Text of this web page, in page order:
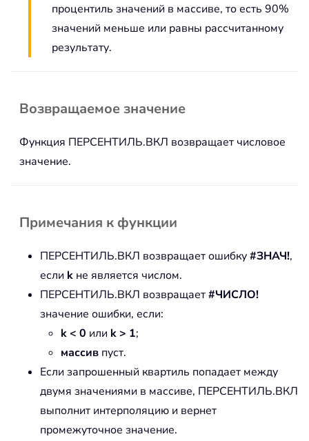
процентиль значений в массиве, то есть 90%
значений меньше или равны рассчитанному
результату.
Возвращаемое значение
Функция ПЕРСЕНТИЛЬ.ВКЛ возвращает числовое
значение.
Примечания к функции
ПЕРСЕНТИЛЬ.ВКЛ возвращает ошибку#ЗНАЧ!,
если k не является числом.
ПЕРСЕНТИЛЬ.ВКЛ возвращает#ЧИСЛО!
значение ошибки, если:
k < 0 или k > 1;
массив пуст.
Если запрошенный квартиль попадает между
двумя значениями в массиве, ПЕРСЕНТИЛЬ.ВКЛ
выполнит интерполяцию и вернет
промежуточное значение.